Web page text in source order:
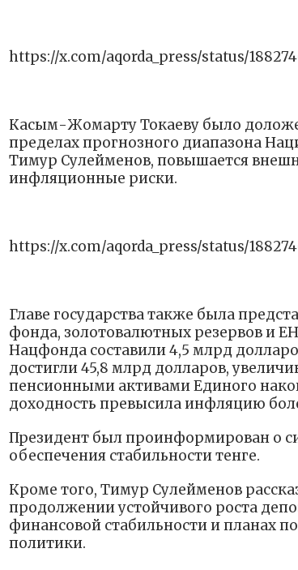
https://x.com/aqorda_press/status/
Касым-Жомарту Токаеву было
пределах прогнозного диапазона
Тимур Сулейменов, повышается
инфляционные риски.
https://x.com/aqorda_press/status/
Главе государства также была
фонда, золотовалютных резервов и
Нацфонда составили 4,5 млрд
достигли 45,8 млрд долларов,
пенсионными активами Единого
доходность превысила инфляцию
Президент был проинформирован о
обеспечения стабильности тенге.
Кроме того, Тимур Сулейменов
продолжении устойчивого роста
финансовой стабильности и планах
политики.